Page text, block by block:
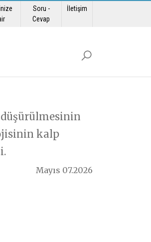
Soru -
Cevap
İletişim
kalp
Mayıs 07.2026